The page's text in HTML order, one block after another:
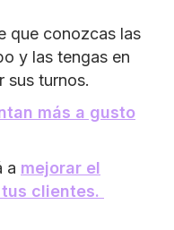
que conozcas las
y las tengas en
sus turnos.
más a gusto
a mejorar el
clientes.